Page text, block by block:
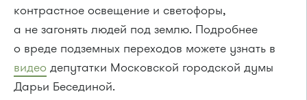
контрастное освещение и светофоры,
а не загонять людей под землю. Подробнее
о вреде подземных переходов можете узнать в
видео депутатки Московской городской думы
Дарьи Бесединой.